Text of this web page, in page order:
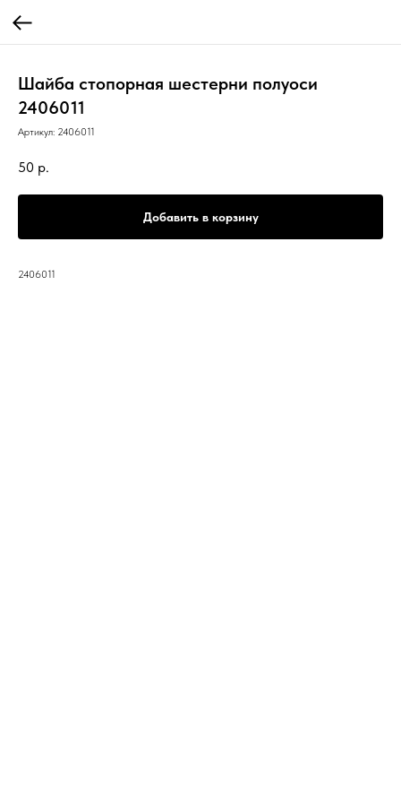
Шайба стопорная шестерни полуоси
2406011
Артикул: 2406011
50 р.
Добавить в корзину
2406011